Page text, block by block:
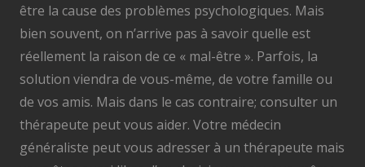
être la cause des problèmes psychologiques. Mais
bien souvent, on n’arrive pas à savoir quelle est
réellement la raison de ce « mal-être ». Parfois, la
solution viendra de vous-même, de votre famille ou
de vos amis. Mais dans le cas contraire; consulter un
thérapeute peut vous aider. Votre médecin
généraliste peut vous adresser à un thérapeute mais